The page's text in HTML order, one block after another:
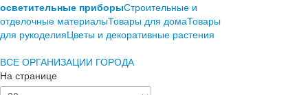
осветительные приборыСтроительные и
отделочные материалыТовары для домаТовары
для рукоделияЦветы и декоративные растения
ВСЕ ОРГАНИЗАЦИИ ГОРОДА
На странице